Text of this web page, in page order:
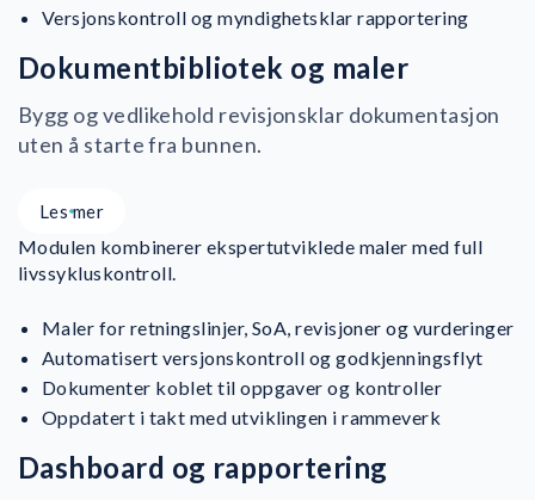
Versjonskontroll og myndighetsklar rapportering
Dokumentbibliotek og maler
Bygg og vedlikehold revisjonsklar dokumentasjon
uten å starte fra bunnen.
Les mer
Modulen kombinerer ekspertutviklede maler med full
livssykluskontroll.
Maler for retningslinjer, SoA, revisjoner og vurderinger
Automatisert versjonskontroll og godkjenningsflyt
Dokumenter koblet til oppgaver og kontroller
Oppdatert i takt med utviklingen i rammeverk
Dashboard og rapportering